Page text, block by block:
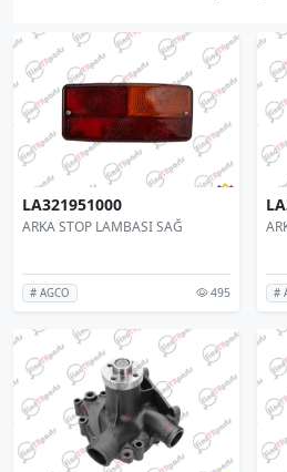
LA321951000
ARKA STOP LAMBASI SAĞ
# AGCO 495 #